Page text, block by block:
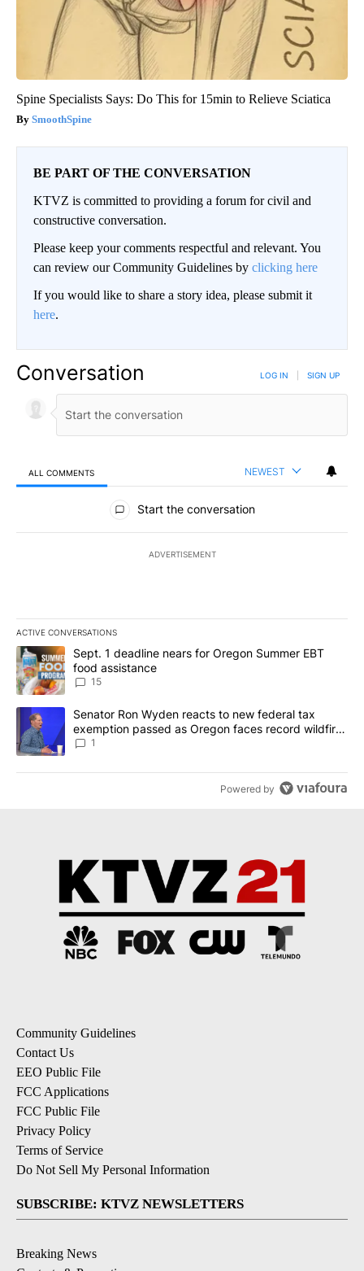
Spine Specialists Says: Do This for 15min to Relieve Sciatica
SmoothSpine
BE PART OF THE CONVERSATION
KTVZ is committed to providing a forum for civil and
constructive conversation.
Please keep your comments respectful and relevant. You
can review our Community Guidelines by clicking here
If you would like to share a story idea, please submit it
here.
Conversation LOG IN SIGN UP
ALL COMMENTS NEWEST
All Comments
Start the conversation
ADVERTISEMENT
ACTIVE CONVERSATIONS
The following is a list of the most commented articles in the last
A trending article titled "Sept. 1 deadline nears for Oregon
Sept. 1 deadline nears for Oregon Summer EBT
food assistance
15
A trending article titled "Senator Ron Wyden reacts to new
Senator Ron Wyden reacts to new federal tax
exemption passed as Oregon faces record wildfire
season
1
Powered by
Community Guidelines
Contact Us
EEO Public File
FCC Applications
FCC Public File
Privacy Policy
Terms of Service
Do Not Sell My Personal Information
SUBSCRIBE: KTVZ NEWSLETTERS
Breaking News